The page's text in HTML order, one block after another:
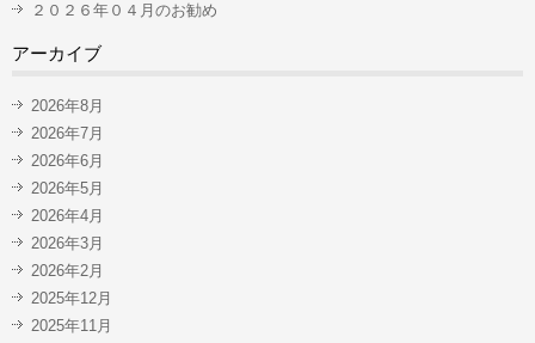
２０２６年０４月のお勧め
アーカイブ
2026年8月
2026年7月
2026年6月
2026年5月
2026年4月
2026年3月
2026年2月
2025年12月
2025年11月